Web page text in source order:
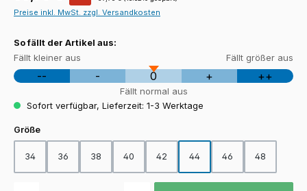
Preise inkl. MwSt. zzgl. Versandkosten
So fällt der Artikel aus:
Fällt kleiner aus Fällt größer aus
-- - 0 + ++
Fällt normal aus
Sofort verfügbar, Lieferzeit: 1-3 Werktage
Größeauswählen
34 36 38 40 42 44 46 48